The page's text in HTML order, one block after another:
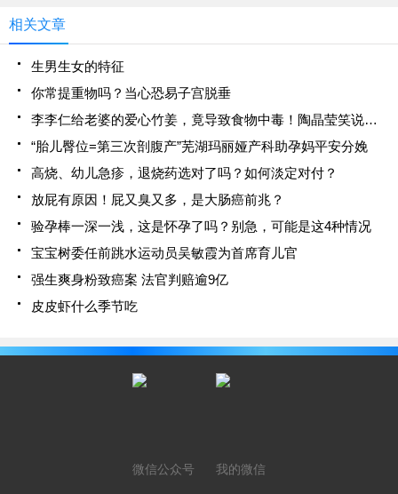
相关文章
生男生女的特征
你常提重物吗？当心恐易子宫脱垂
李李仁给老婆的爱心竹姜，竟导致食物中毒！陶晶莹笑说小心枕边人
“胎儿臀位=第三次剖腹产”芜湖玛丽娅产科助孕妈平安分娩
高烧、幼儿急疹，退烧药选对了吗？如何淡定对付？
放屁有原因！屁又臭又多，是大肠癌前兆？
验孕棒一深一浅，这是怀孕了吗？别急，可能是这4种情况
宝宝树委任前跳水运动员吴敏霞为首席育儿官
强生爽身粉致癌案 法官判赔逾9亿
皮皮虾什么季节吃
微信公众号 我的微信